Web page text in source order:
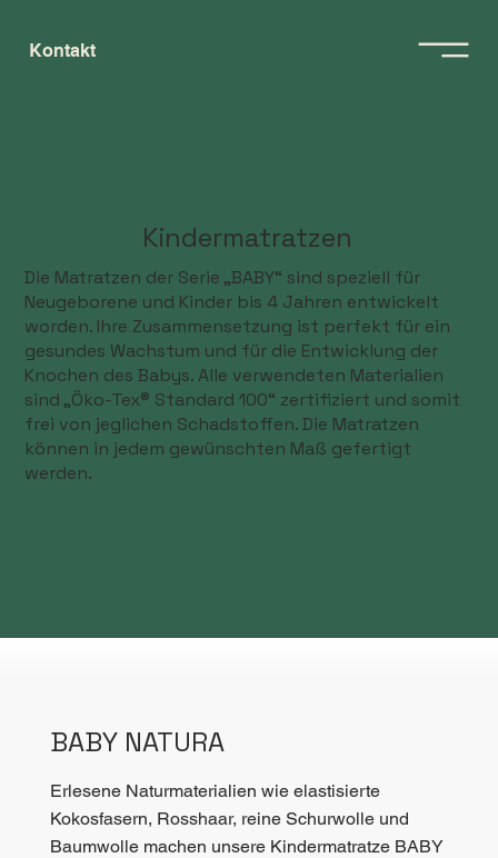
Kontakt
Kindermatratzen
Die Matratzen der Serie „BABY“ sind speziell für
Neugeborene und Kinder bis 4 Jahren entwickelt
worden. Ihre Zusammensetzung ist perfekt für ein
gesundes Wachstum und für die Entwicklung der
Knochen des Babys. Alle verwendeten Materialien
sind „Öko-Tex® Standard 100“ zertifiziert und somit
frei von jeglichen Schadstoffen. Die Matratzen
können in jedem gewünschten Maß gefertigt
werden.
BABY NATURA
Erlesene Naturmaterialien wie elastisierte
Kokosfasern, Rosshaar, reine Schurwolle und
Baumwolle machen unsere Kindermatratze BABY